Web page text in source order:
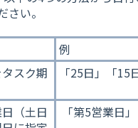
い。
例
スク期
「25日」「15
（土日
「第5営業日」